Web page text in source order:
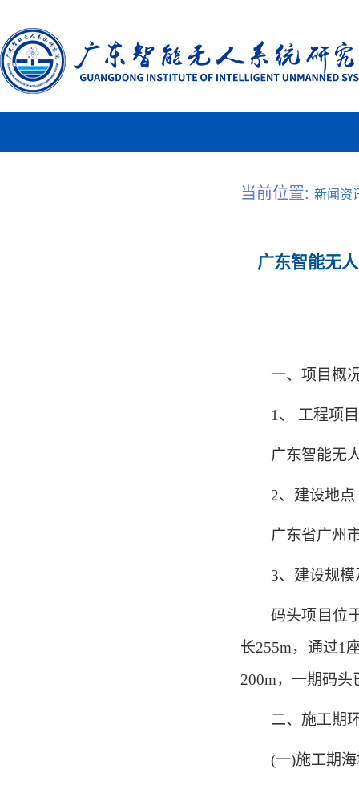
当前位置: 新闻资
广东智能无
一、项目概
1、 工程项
广东智能无
2、建设地点
广东省广州
3、建设规
码头项目位
长255m，通过1
200m，一期码
二、施工期
(一)施工期